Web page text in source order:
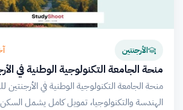
الأرجنتين
منحة الجامعة التكنولوجية الوطنية في
منحة الجامعة التكنولوجية الوطنية في الأرجنتين
الهندسة والتكنولوجيا، تمويل كامل يشمل